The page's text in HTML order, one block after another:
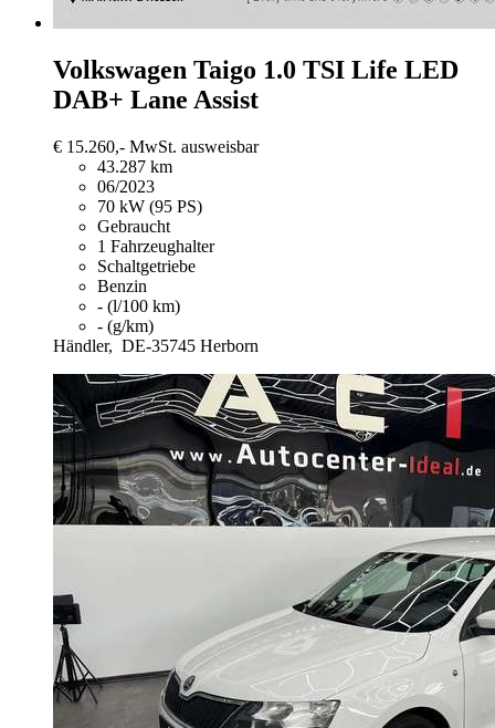
Volkswagen Taigo 1.0 TSI Life LED
DAB+ Lane Assist
€ 15.260,- MwSt. ausweisbar
43.287 km
06/2023
70 kW (95 PS)
Gebraucht
1 Fahrzeughalter
Schaltgetriebe
Benzin
- (l/100 km)
- (g/km)
Händler, DE-35745 Herborn